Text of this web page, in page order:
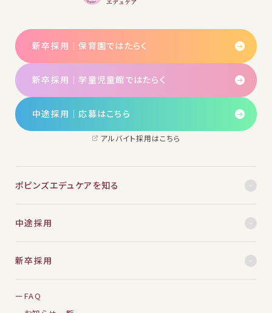
新卒採用｜保育園ではたらく
新卒採用｜学童児童館ではたらく
中途採用│応募はこちら
アルバイト採用はこちら
ポピンズエデュケアを知る
中途採用
新卒採用
FAQ